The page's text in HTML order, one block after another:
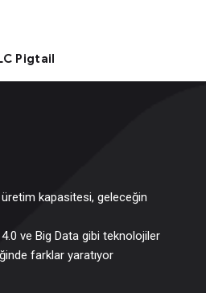
Pigtail
kapasitesi, geleceğin
ve Big Data gibi teknolojiler
farklar yaratıyor